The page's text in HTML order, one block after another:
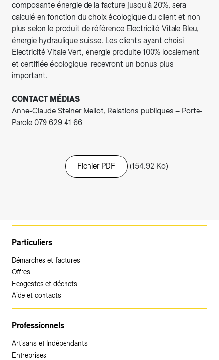
composante énergie de la facture jusqu'à 20%, sera
calculé en fonction du choix écologique du client et non
plus selon le produit de référence Electricité Vitale Bleu,
énergie hydraulique suisse. Les clients ayant choisi
Electricité Vitale Vert, énergie produite 100% localement
et certifiée écologique, recevront un bonus plus
important.
CONTACT MÉDIAS
Anne-Claude Steiner Mellot, Relations publiques – Porte-
Parole 079 629 41 66
Fichier PDF (154.92 Ko)
Particuliers
Démarches et factures
Offres
Ecogestes et déchets
Aide et contacts
Professionnels
Artisans et Indépendants
Entreprises